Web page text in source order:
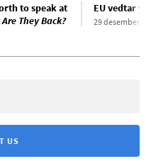
to speak at
Are They Back?
EU vedtar
29 desember
US